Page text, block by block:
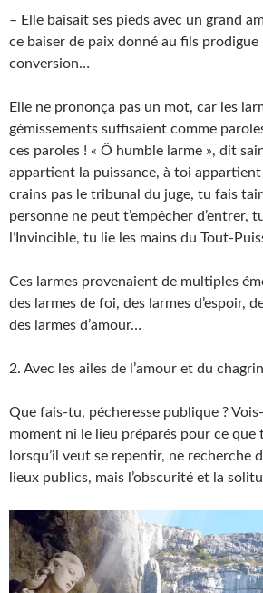
– Elle baisait ses pieds avec un grand
ce baiser de paix donné au fils prodigue
conversion…
Elle ne prononça pas un mot, car les
gémissements suffisaient comme
ces paroles ! « Ô humble larme », dit
appartient la puissance, à toi
crains pas le tribunal du juge, tu fais
personne ne peut t’empêcher d’entrer,
l’Invincible, tu lie les mains du Tout-
Ces larmes provenaient de multiples
des larmes de foi, des larmes d’espoir,
des larmes d’amour…
2. Avec les ailes de l’amour et du chagrin
Que fais-tu, pécheresse publique ?
moment ni le lieu préparés pour ce que
lorsqu’il veut se repentir, ne recherche
lieux publics, mais l’obscurité et la